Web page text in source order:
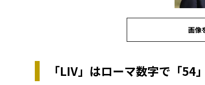
画像
「LIV」はローマ数字で「54